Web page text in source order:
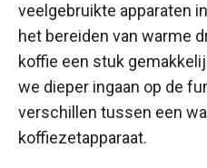
veelgebruikte apparaten
het bereiden van warme
koffie een stuk
we dieper ingaan op de
verschillen tussen een
koffiezetapparaat.